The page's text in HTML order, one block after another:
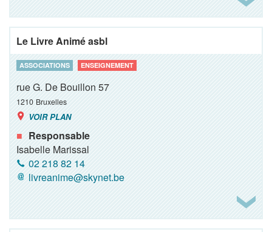
Le Livre Animé asbl
ASSOCIATIONS ENSEIGNEMENT
rue G. De Bouillon 57
1210 Bruxelles
VOIR PLAN
Responsable
Isabelle Marissal
02 218 82 14
livreanime@skynet.be